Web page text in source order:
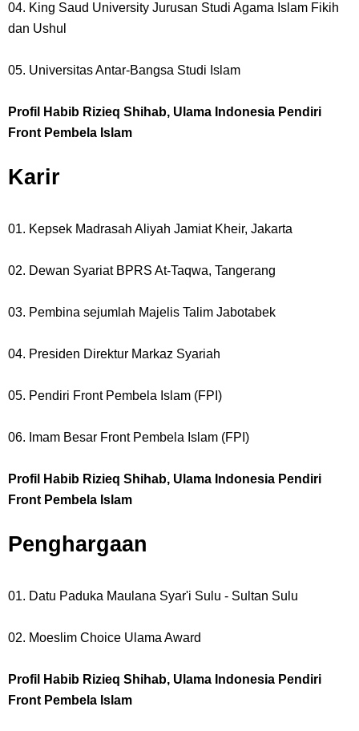
04. King Saud University Jurusan Studi Agama Islam Fikih
dan Ushul
05. Universitas Antar-Bangsa Studi Islam
Profil Habib Rizieq Shihab, Ulama Indonesia Pendiri
Front Pembela Islam
Karir
01. Kepsek Madrasah Aliyah Jamiat Kheir, Jakarta
02. Dewan Syariat BPRS At-Taqwa, Tangerang
03. Pembina sejumlah Majelis Talim Jabotabek
04. Presiden Direktur Markaz Syariah
05. Pendiri Front Pembela Islam (FPI)
06. Imam Besar Front Pembela Islam (FPI)
Profil Habib Rizieq Shihab, Ulama Indonesia Pendiri
Front Pembela Islam
Penghargaan
01. Datu Paduka Maulana Syar'i Sulu - Sultan Sulu
02. Moeslim Choice Ulama Award
Profil Habib Rizieq Shihab, Ulama Indonesia Pendiri
Front Pembela Islam